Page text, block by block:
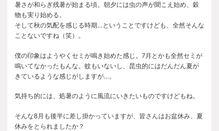
暑さが和らぎ残暑が始まる頃。朝夕には虫の声が聞こえ始め、穀
物も実り始める。
そして秋の気配を感じる時期…ということですけども、全然そんな
ことないですね（笑）。
僕の印象はようやくセミが鳴き始めた感じ。7月とかも全然セミが
鳴いてなかったもんな。蚊もいないし、昆虫的にはだんだん夏が
きているような感じがしますが…。
気持ち的には、処暑のように風流にいきたいものですけどもね。
そんな8月も後半に差し掛かっていますが、皆さんはお盆休み、夏
休みをとられましたか？